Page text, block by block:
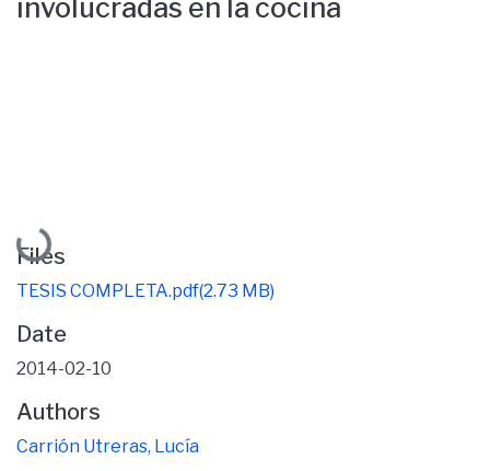
involucradas en la cocina
Loading...
Files
TESIS COMPLETA.pdf(2.73 MB)
Date
2014-02-10
Authors
Carrión Utreras, Lucía